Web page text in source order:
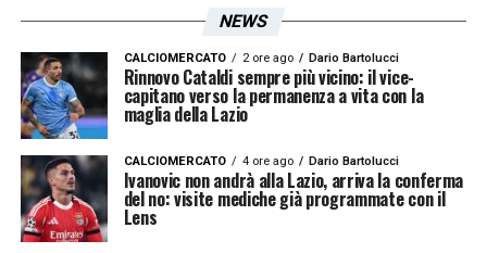
LA PLAYLIST DELLE NOSTRE TOP NEWS
NEWS
CALCIOMERCATO 2 ore ago Dario Bartolucci
Rinnovo Cataldi sempre più vicino: il vice-
capitano verso la permanenza a vita con la
maglia della Lazio
CALCIOMERCATO 4 ore ago Dario Bartolucci
Ivanovic non andrà alla Lazio, arriva la conferma
del no: visite mediche già programmate con il
Lens